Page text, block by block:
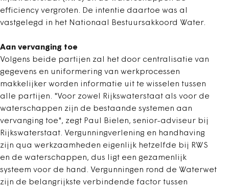
efficiency vergroten. De intentie daartoe was al
vastgelegd in het Nationaal Bestuursakkoord Water.
Aan vervanging toe
Volgens beide partijen zal het door centralisatie van
gegevens en uniformering van werkprocessen
makkelijker worden informatie uit te wisselen tussen
alle partijen. "Voor zowel Rijkswaterstaat als voor de
waterschappen zijn de bestaande systemen aan
vervanging toe", zegt Paul Bielen, senior-adviseur bij
Rijkswaterstaat. Vergunningverlening en handhaving
zijn qua werkzaamheden eigenlijk hetzelfde bij RWS
en de waterschappen, dus ligt een gezamenlijk
systeem voor de hand. Vergunningen rond de Waterwet
zijn de belangrijkste verbindende factor tussen